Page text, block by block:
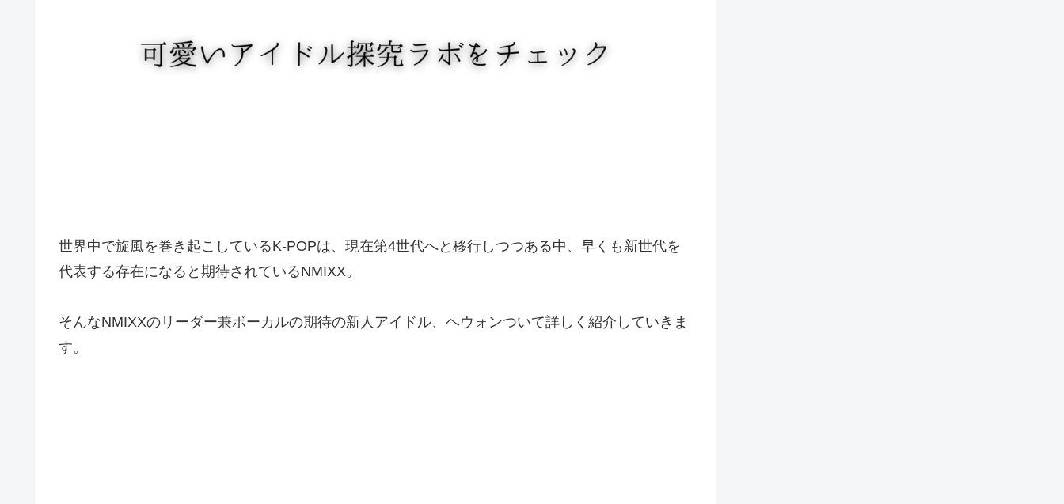
世界中で旋風を巻き起こしているK-POPは、現在第4世代へと移行しつつある中、早くも新世代を
代表する存在になると期待されているNMIXX。
そんなNMIXXのリーダー兼ボーカルの期待の新人アイドル、ヘウォンついて詳しく紹介していきま
す。